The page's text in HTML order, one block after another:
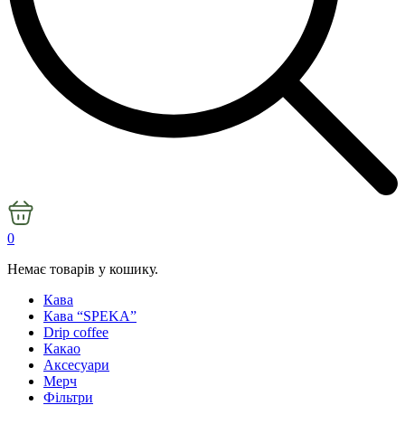
0
Немає товарів у кошику.
Кава
Кава “SPEKA”
Drip coffee
Какао
Аксесуари
Мерч
Фільтри